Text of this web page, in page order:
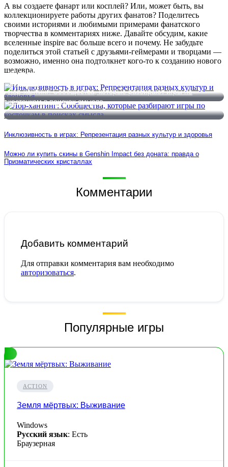
А вы создаете фанарт или косплей? Или, может быть, вы
коллекционируете работы других фанатов? Поделитесь
своими историями и любимыми примерами фанатского
творчества в комментариях ниже. Давайте обсудим, какие
вселенные inspire вас больше всего и почему. Не забудьте
поделиться этой статьей с друзьями-геймерами и творцами —
возможно, именно она подтолкнет кого-то к созданию нового
шедевра.
Инклюзивность в играх: Репрезентация разных культур и
здоровья
Лор-хантинг: Сообщества, которые разбирают игры по
косточкам в поисках смысла
Инклюзивность в играх: Репрезентация разных культур и здоровья
Можно ли купить скины в Genshin Impact без доната: правда о
Призматических кристаллах
Комментарии
Добавить комментарий
Для отправки комментария вам необходимо
авторизоваться.
Популярные игры
ACTION
Земля мёртвых: Выживание
Windows
Русский язык: Есть
Браузерная